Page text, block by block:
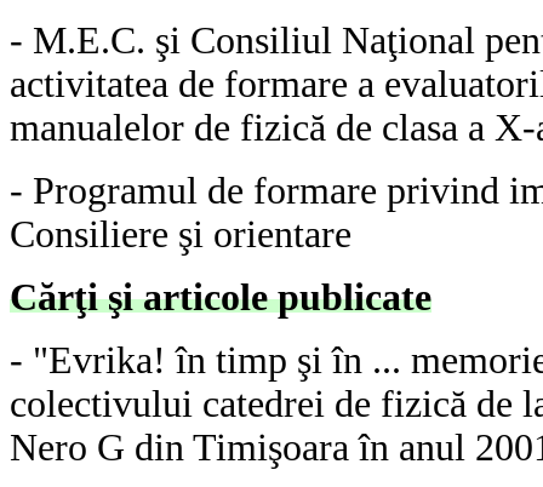
- M.E.C. şi Consiliul Naţional
activitatea de formare a
manualelor de fizică de clasa a
- Programul de formare privind
Consiliere şi orientare
Cărţi şi articole publicate
- "Evrika! în timp şi în ...
colectivului catedrei de fizică de
Nero G din Timişoara în anul